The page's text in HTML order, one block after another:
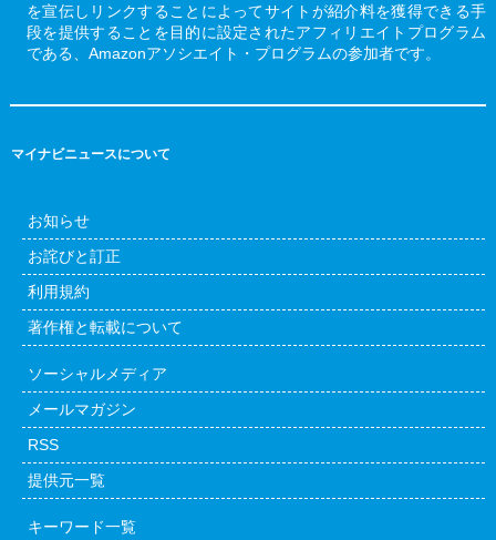
を宣伝しリンクすることによってサイトが紹介料を獲得できる手
段を提供することを目的に設定されたアフィリエイトプログラム
である、Amazonアソシエイト・プログラムの参加者です。
マイナビニュースについて
お知らせ
お詫びと訂正
利用規約
著作権と転載について
ソーシャルメディア
メールマガジン
RSS
提供元一覧
キーワード一覧